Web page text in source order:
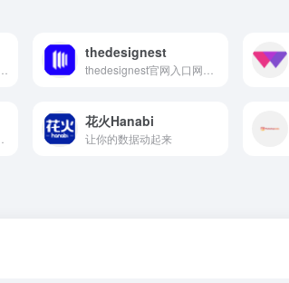
thedesignest
花火Hanabi
让你的数据动起来